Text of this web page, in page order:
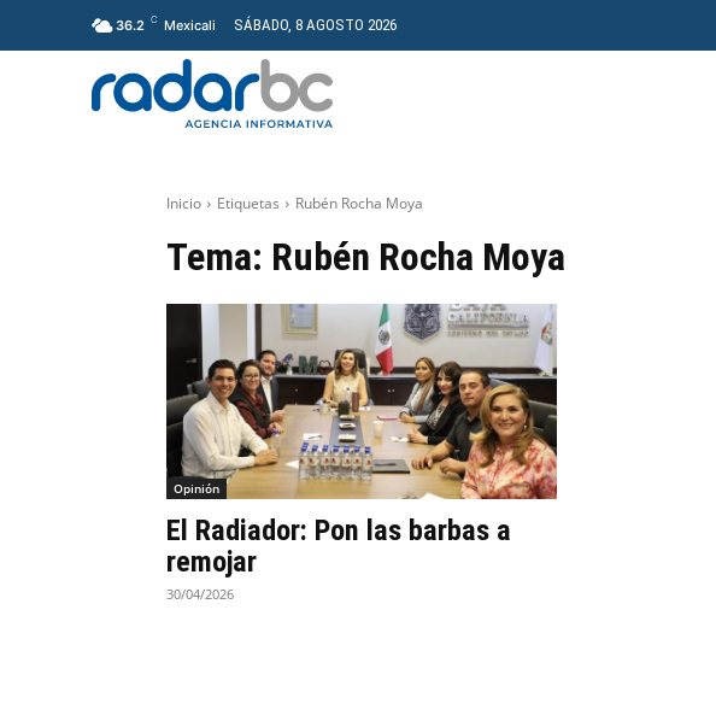
36.2 C Mexicali SÁBADO, 8 AGOSTO 2026
Inicio Etiquetas Rubén Rocha Moya
Tema: Rubén Rocha Moya
Opinión
El Radiador: Pon las barbas a
remojar
30/04/2026